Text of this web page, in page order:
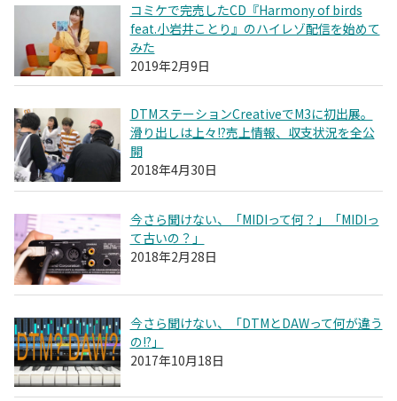
コミケで完売したCD『Harmony of birds
feat.小岩井ことり』のハイレゾ配信を始めて
みた
2019年2月9日
DTMステーションCreativeでM3に初出展。
滑り出しは上々!?売上情報、収支状況を全公
開
2018年4月30日
今さら聞けない、「MIDIって何？」「MIDIっ
て古いの？」
2018年2月28日
今さら聞けない、「DTMとDAWって何が違う
の!?」
2017年10月18日